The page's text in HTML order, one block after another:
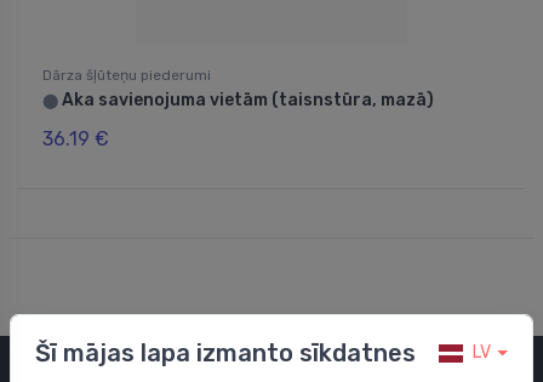
Dārza šļūteņu piederumi
⬤ Aka savienojuma vietām (taisnstūra, mazā)
36.19 €
Šī mājas lapa izmanto sīkdatnes LV